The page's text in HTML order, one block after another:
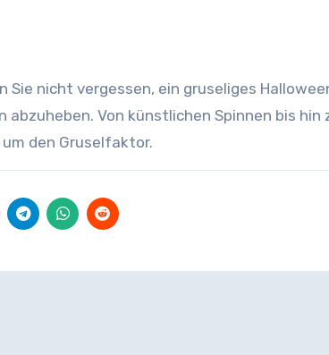
Sie nicht vergessen, ein gruseliges
Von künstlichen Spinnen bis hin
den Gruselfaktor.